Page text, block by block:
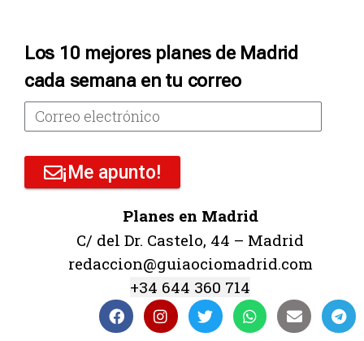
Los 10 mejores planes de Madrid
cada semana en tu correo
¡Me apunto!
Planes en Madrid
C/ del Dr. Castelo, 44 – Madrid
redaccion@guiaociomadrid.com
+34 644 360 714